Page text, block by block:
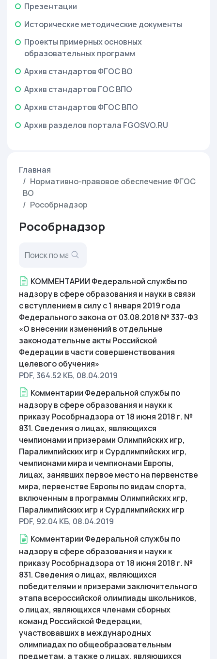
Презентации
Исторические методические документы
Проекты примерных основных
образовательных программ
Архив стандартов ФГОС ВО
Архив стандартов ГОС ВПО
Архив стандартов ФГОС ВПО
Архив разделов портала FGOSVO.RU
Главная
Нормативно-правовое обеспечение ФГОС
ВО
Рособрнадзор
Рособрнадзор
КОММЕНТАРИИ Федеральной службы по
надзору в сфере образования и науки в связи
с вступлением в силу с 1 января 2019 года
Федерального закона от 03.08.2018 № 337-ФЗ
«О внесении изменений в отдельные
законодательные акты Российской
Федерации в части совершенствования
целевого обучения»
PDF, 364.52 КБ, 08.04.2019
Комментарии Федеральной службы по
надзору в сфере образования и науки к
приказу Рособрнадзора от 18 июня 2018 г. №
831. Сведения о лицах, являющихся
чемпионами и призерами Олимпийских игр,
Паралимпийских игр и Сурдлимпийских игр,
чемпионами мира и чемпионами Европы,
лицах, занявших первое место на первенстве
мира, первенстве Европы по видам спорта,
включенным в программы Олимпийских игр,
Паралимпийских игр и Сурдлимпийских игр
PDF, 92.04 КБ, 08.04.2019
Комментарии Федеральной службы по
надзору в сфере образования и науки к
приказу Рособрнадзора от 18 июня 2018 г. №
831. Сведения о лицах, являющихся
победителями и призерами заключительного
этапа всероссийской олимпиады школьников,
о лицах, являющихся членами сборных
команд Российской Федерации,
участвовавших в международных
олимпиадах по общеобразовательным
предметам, а также о лицах, являющихся